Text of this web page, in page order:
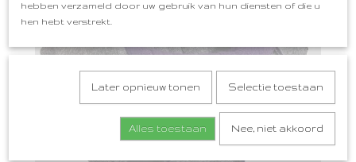
hebben verzameld door uw gebruik van hun diensten of die u
hen hebt verstrekt.
Later opnieuw tonen Selectie toestaan
Alles toestaan Nee, niet akkoord